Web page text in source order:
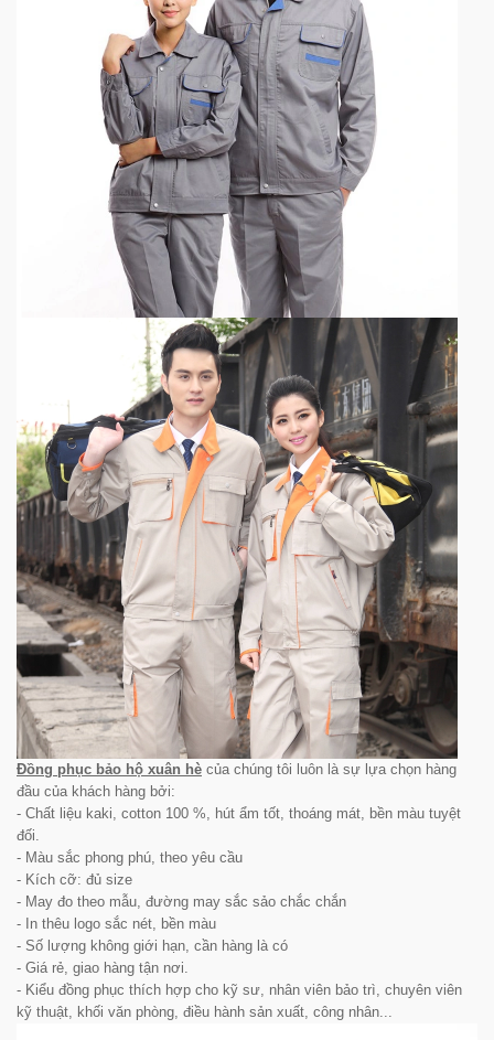
Đồng phục bảo hộ xuân hè của chúng tôi luôn là sự lựa chọn hàng
đầu của khách hàng bởi:
- Chất liệu kaki, cotton 100 %, hút ẩm tốt, thoáng mát, bền màu tuyệt
đối.
- Màu sắc phong phú, theo yêu cầu
- Kích cỡ: đủ size
- May đo theo mẫu, đường may sắc sảo chắc chắn
- In thêu logo sắc nét, bền màu
- Số lượng không giới hạn, cần hàng là có
- Giá rẻ, giao hàng tận nơi.
- Kiểu đồng phục thích hợp cho kỹ sư, nhân viên bảo trì, chuyên viên
kỹ thuật, khối văn phòng, điều hành sản xuất, công nhân...